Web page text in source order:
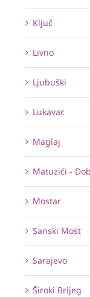
Ključ
Livno
Ljubuški
Lukavac
Maglaj
Matuzići -
Mostar
Sanski Most
Sarajevo
Široki Brijeg